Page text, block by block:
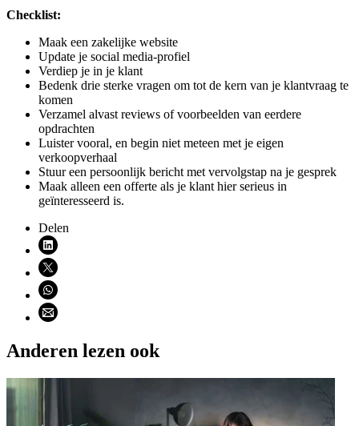
Checklist:
Maak een zakelijke website
Update je social media-profiel
Verdiep je in je klant
Bedenk drie sterke vragen om tot de kern van je klantvraag te
komen
Verzamel alvast reviews of voorbeelden van eerdere
opdrachten
Luister vooral, en begin niet meteen met je eigen
verkoopverhaal
Stuur een persoonlijk bericht met vervolgstap na je gesprek
Maak alleen een offerte als je klant hier serieus in
geïnteresseerd is.
Delen
Deel via LinkedIn (opent nieuw venster)
Deel via X (opent nieuw venster)
Deel via WhatsApp (opent WhatsApp)
Deel via email (opent email programma)
Anderen lezen ook